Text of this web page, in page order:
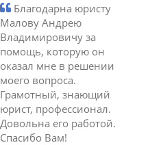
Благодарна юристу
Малову Андрею
Владимировичу за
помощь, которую он
оказал мне в решении
моего вопроса.
Грамотный, знающий
юрист, профессионал.
Довольна его работой.
Спасибо Вам!